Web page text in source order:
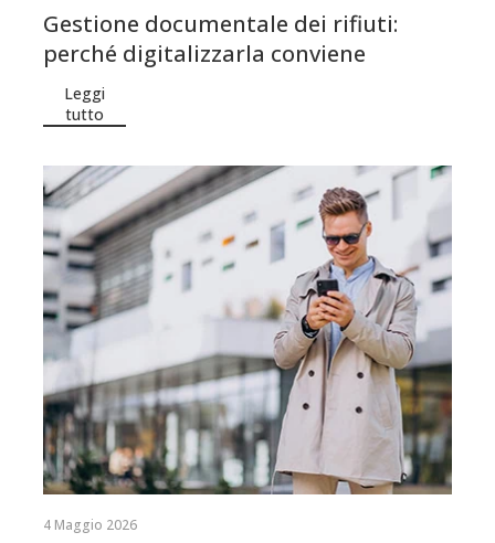
Gestione documentale dei rifiuti:
perché digitalizzarla conviene
Leggi
tutto
4 Maggio 2026